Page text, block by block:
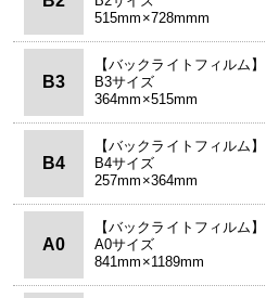
515mm×728mmm
B3
【バックライトフィルム】
B3サイズ
364mm×515mm
B4
【バックライトフィルム】
B4サイズ
257mm×364mm
A0
【バックライトフィルム】
A0サイズ
841mm×1189mm